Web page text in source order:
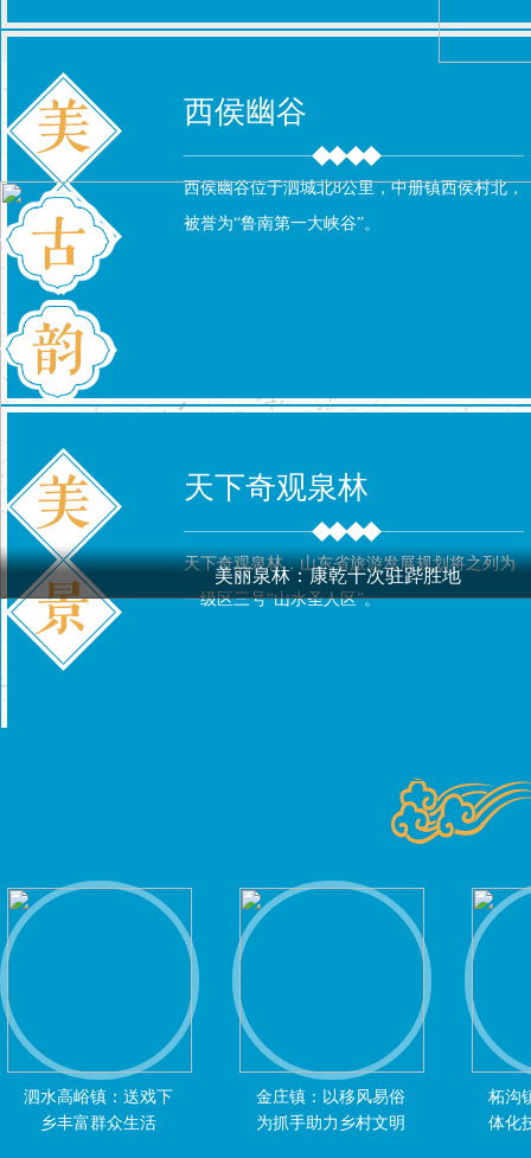
西侯幽谷
西侯幽谷位于泗城北8公里，中册镇西侯村北，
被誉为“鲁南第一大峡谷”。
天下奇观泉林
天下奇观泉林，山东省旅游发展规划将之列为
一级区三号“山水圣人区”。
美丽泉林：康乾十次驻跸胜地
泗水高峪镇：送戏下
乡丰富群众生活
金庄镇：以移风易俗
为抓手助力乡村文明
柘沟
体化